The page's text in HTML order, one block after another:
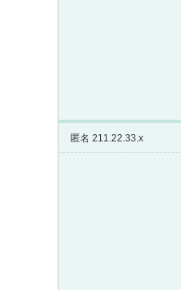
匿名 211.22.33.x